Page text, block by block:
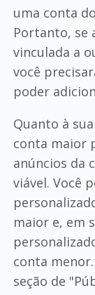
uma conta
Portanto, se
vinculada a
você
poder
Quanto à
conta maior
anúncios da
viável. Você
maior e, em
conta
seção de